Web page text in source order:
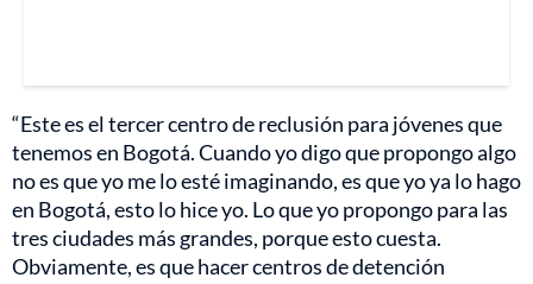
“Este es el tercer centro de reclusión para jóvenes que
tenemos en Bogotá. Cuando yo digo que propongo algo
no es que yo me lo esté imaginando, es que yo ya lo hago
en Bogotá, esto lo hice yo. Lo que yo propongo para las
tres ciudades más grandes, porque esto cuesta.
Obviamente, es que hacer centros de detención